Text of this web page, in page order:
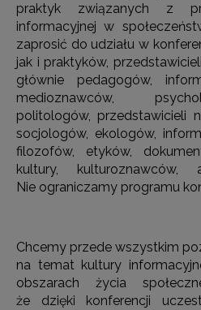
praktyk związanych z
informacyjnej w
zaprosić do udziału w
jak i praktyków,
głównie pedagogów,
medioznawców,
politologów, przedstawicieli
socjologów, ekologów,
filozofów, etyków,
kultury, kulturoznawców,
Nie ograniczamy programu
Chcemy przede wszystkim
na temat kultury
obszarach życia
że dzięki konferencji